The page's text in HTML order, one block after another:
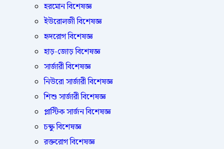
হরমোন বিশেষজ্ঞ
ইউরোলজী বিশেষজ্ঞ
হৃদরোগ বিশেষজ্ঞ
হাড়-জোড় বিশেষজ্ঞ
সার্জারী বিশেষজ্ঞ
নিউরো সার্জারী বিশেষজ্ঞ
শিশু সার্জারী বিশেষজ্ঞ
প্লাস্টিক সার্জন বিশেষজ্ঞ
চক্ষু বিশেষজ্ঞ
রক্তরোগ বিশেষজ্ঞ